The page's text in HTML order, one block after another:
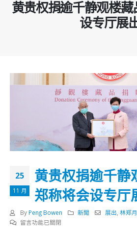
黄贵权捐逾千静观楼
设专厅展
25
11 月
黄贵权捐逾千静
郑称将会设专厅
By Peng Bowen 新聞 展出,林郑
在
留言功能已關閉